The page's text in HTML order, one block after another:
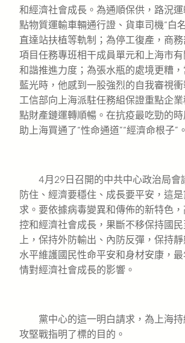
和經濟社會成長。為通順保供，路況
點物質運輸車輛通行證、貨車司機“白
直達站扶植等軌制；為停工復產，商
項目任務專班相干成員單元和上海市
和諧推進力度；為張水瓶的處境更糟
藍光時，他感到一股強烈的自我審視衝
工信部向上海派駐任務組保證重點企
點財產鏈運轉順暢。在抗疫最吃勁的
助上海買通了“性命通道”“經濟命根子”。
4月29日召開的中共中心政治局會
防住、經濟要穩住、成長要平安，這
求。要依據病毒變異和傳佈的新特色
控和經濟社會成長，果斷不移保持國
上，保持外防輸出、內防反彈，保持
水平維護國民性命平安和身材安康，
情對經濟社會成長的影響。
黨中心的這一明白請求，為上海持
攻堅戰指明了標的目的。